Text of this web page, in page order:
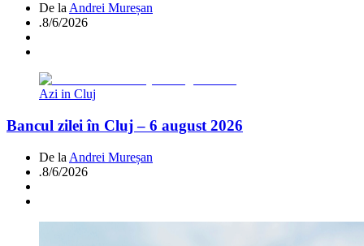
De la Andrei Mureșan
.8/6/2026
Azi in Cluj
Bancul zilei în Cluj – 6 august 2026
De la Andrei Mureșan
.8/6/2026